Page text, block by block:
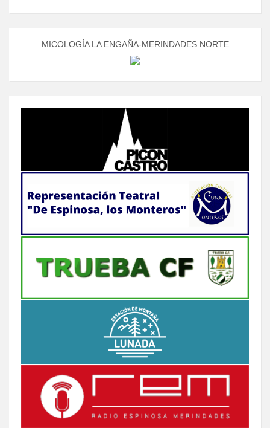
MICOLOGÍA LA ENGAÑA-MERINDADES NORTE